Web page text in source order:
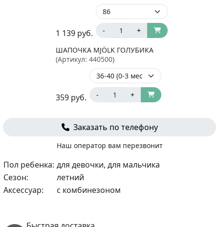
1 139 руб. - +
ШАПОЧКА MJÖLK ГОЛУБИКА
(Артикул: 440500)
359 руб. - +
Заказать по телефону
Наш оператор вам перезвонит
Пол ребенка: для девочки, для мальчика
Сезон:
летний
Аксессуар:
с комбинезоном